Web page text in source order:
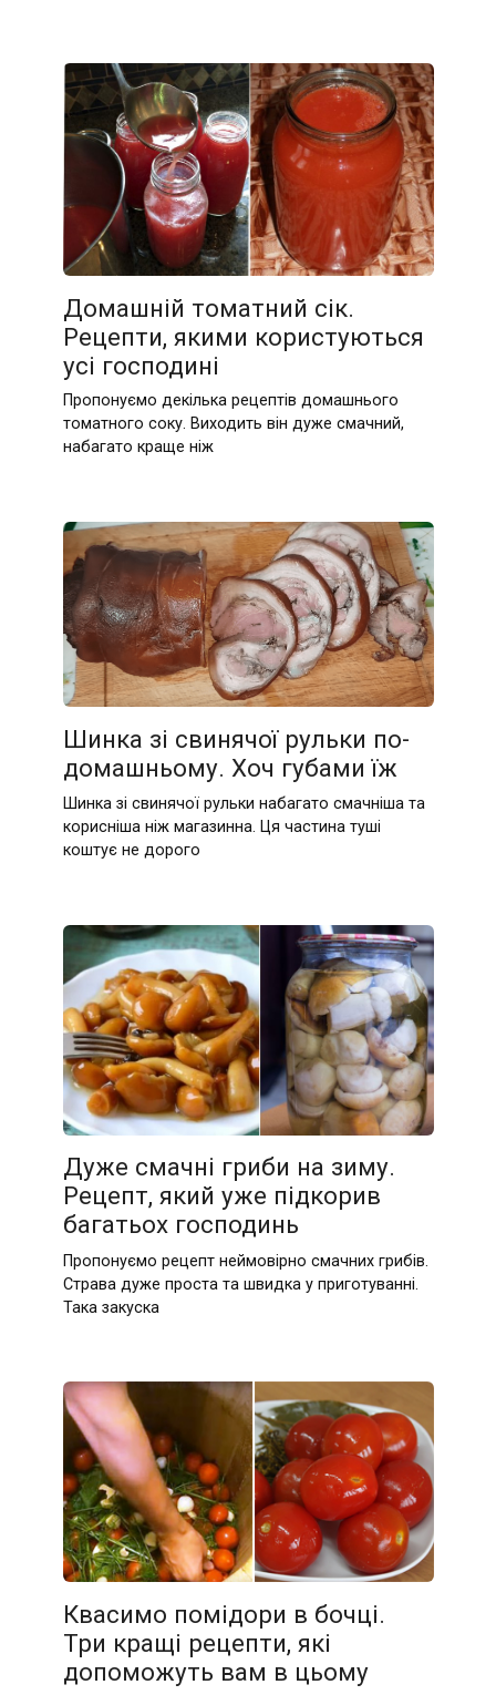
Домашній томатний сік.
Рецепти, якими користуються
усі господині
Пропонуємо декілька рецептів домашнього
томатного соку. Виходить він дуже смачний,
набагато краще ніж
Шинка зі свинячої рульки по-
домашньому. Хоч губами їж
Шинка зі свинячої рульки набагато смачніша та
корисніша ніж магазинна. Ця частина туші
коштує не дорого
Дуже смачні гриби на зиму.
Рецепт, який уже підкорив
багатьох господинь
Пропонуємо рецепт неймовірно смачних грибів.
Страва дуже проста та швидка у приготуванні.
Така закуска
Квасимо помідори в бочці.
Три кращі рецепти, які
допоможуть вам в цьому